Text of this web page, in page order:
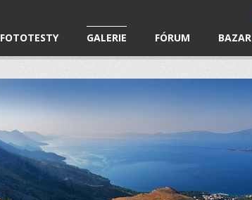
FOTOTESTY GALERIE FÓRUM BAZAR